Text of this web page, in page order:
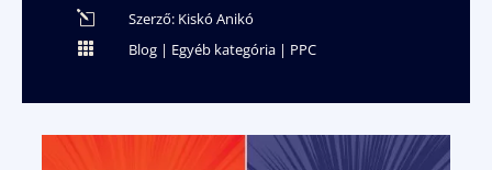
l Szerző: Kiskó Anikó
 Blog | Egyéb kategória | PPC